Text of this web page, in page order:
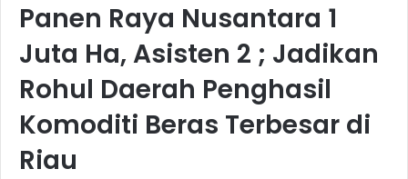
Panen Raya Nusantara 1
Juta Ha, Asisten 2 ; Jadikan
Rohul Daerah Penghasil
Komoditi Beras Terbesar di
Riau